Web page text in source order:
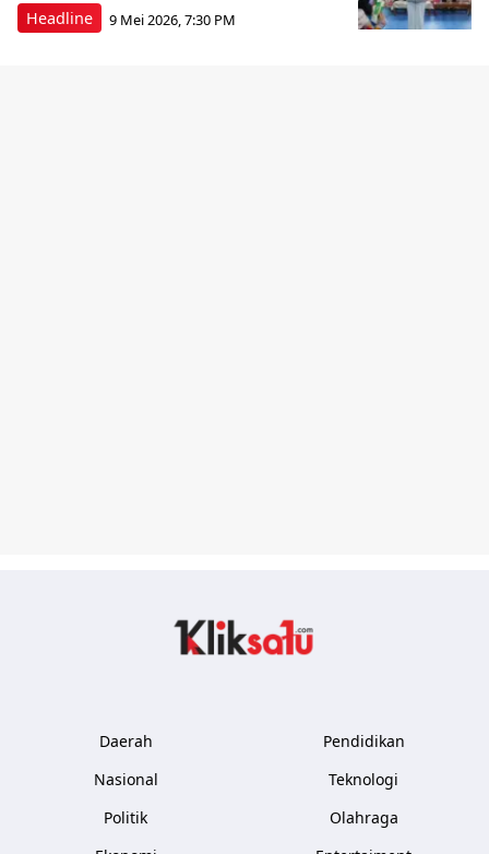
Headline 9 Mei 2026, 7:30 PM
Daerah
Nasional
Politik
Pendidikan
Teknologi
Olahraga